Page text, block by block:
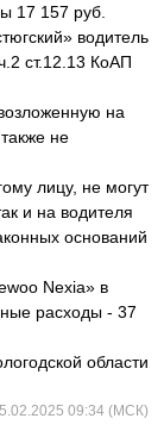
17 157 руб.
водитель
ст.12.13 КоАП
на
не
лицу, не могут
и на водителя
оснований
Nexia» в
расходы - 37
области
09:34 (МСК)